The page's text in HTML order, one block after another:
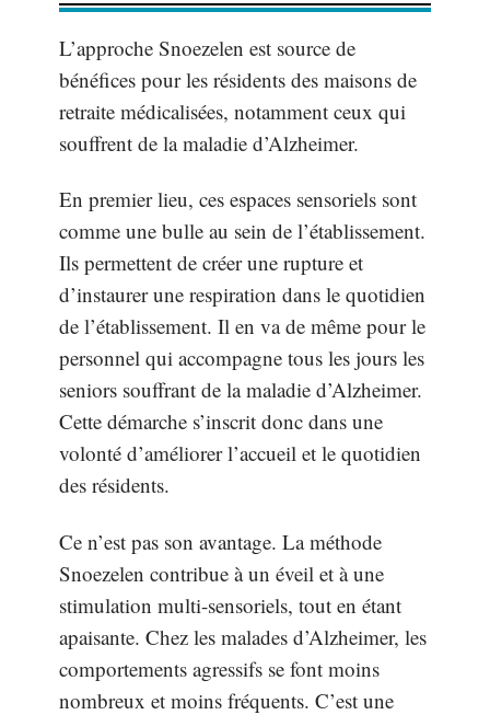
L’approche Snoezelen est source de
bénéfices pour les résidents des maisons de
retraite médicalisées, notamment ceux qui
souffrent de la maladie d’Alzheimer.
En premier lieu, ces espaces sensoriels sont
comme une bulle au sein de l’établissement.
Ils permettent de créer une rupture et
d’instaurer une respiration dans le quotidien
de l’établissement. Il en va de même pour le
personnel qui accompagne tous les jours les
seniors souffrant de la maladie d’Alzheimer.
Cette démarche s’inscrit donc dans une
volonté d’améliorer l’accueil et le quotidien
des résidents.
Ce n’est pas son avantage. La méthode
Snoezelen contribue à un éveil et à une
stimulation multi-sensoriels, tout en étant
apaisante. Chez les malades d’Alzheimer, les
comportements agressifs se font moins
nombreux et moins fréquents. C’est une